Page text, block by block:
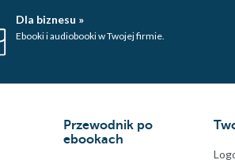
Dla biznesu »
Ebooki i audiobooki w Twojej firmie.
Przewodnik po
ebookach